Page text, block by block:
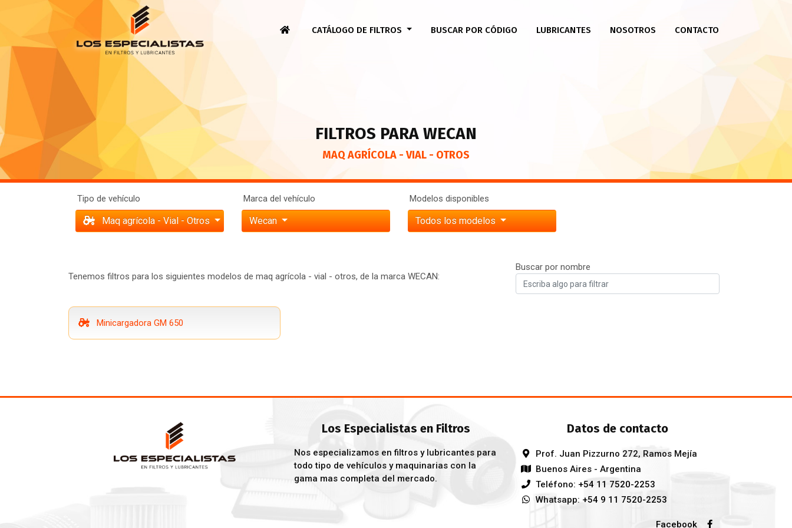
CATÁLOGO DE FILTROS BUSCAR POR CÓDIGO LUBRICANTES NOSOTROS CONTACTO
FILTROS PARA WECAN
MAQ AGRÍCOLA - VIAL - OTROS
Tipo de vehículo
Maq agrícola - Vial - Otros
Marca del vehículo
Wecan
Modelos disponibles
Todos los modelos
Tenemos filtros para los siguientes modelos de maq agrícola - vial - otros, de la marca WECAN:
Buscar por nombre
Minicargadora GM 650
Los Especialistas en Filtros
Nos especializamos en filtros y lubricantes para
todo tipo de vehículos y maquinarias con la
gama mas completa del mercado.
Datos de contacto
Prof. Juan Pizzurno 272, Ramos Mejía
Buenos Aires - Argentina
Teléfono: +54 11 7520-2253
Whatsapp: +54 9 11 7520-2253
Facebook